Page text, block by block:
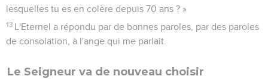
lesquelles tu es en colère depuis 70 ans ? »
13 L'Eternel a répondu par de bonnes paroles, par des paroles
de consolation, à l'ange qui me parlait.
Le Seigneur va de nouveau choisir